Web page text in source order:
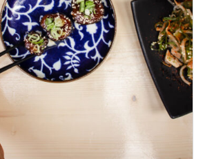
TO CART / DÉTAILS